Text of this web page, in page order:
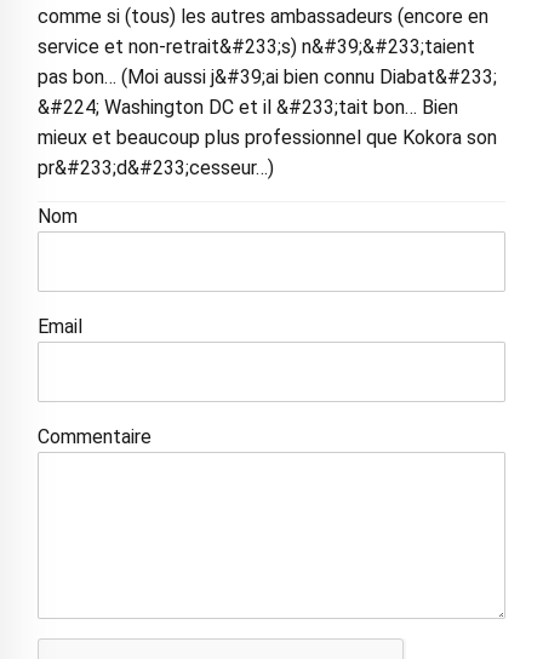
comme si (tous) les autres ambassadeurs (encore en
service et non-retrait&#233;s) n&#39;&#233;taient
pas bon… (Moi aussi j&#39;ai bien connu Diabat&#233;
&#224; Washington DC et il &#233;tait bon… Bien
mieux et beaucoup plus professionnel que Kokora son
pr&#233;d&#233;cesseur…)
Nom
Email
Commentaire